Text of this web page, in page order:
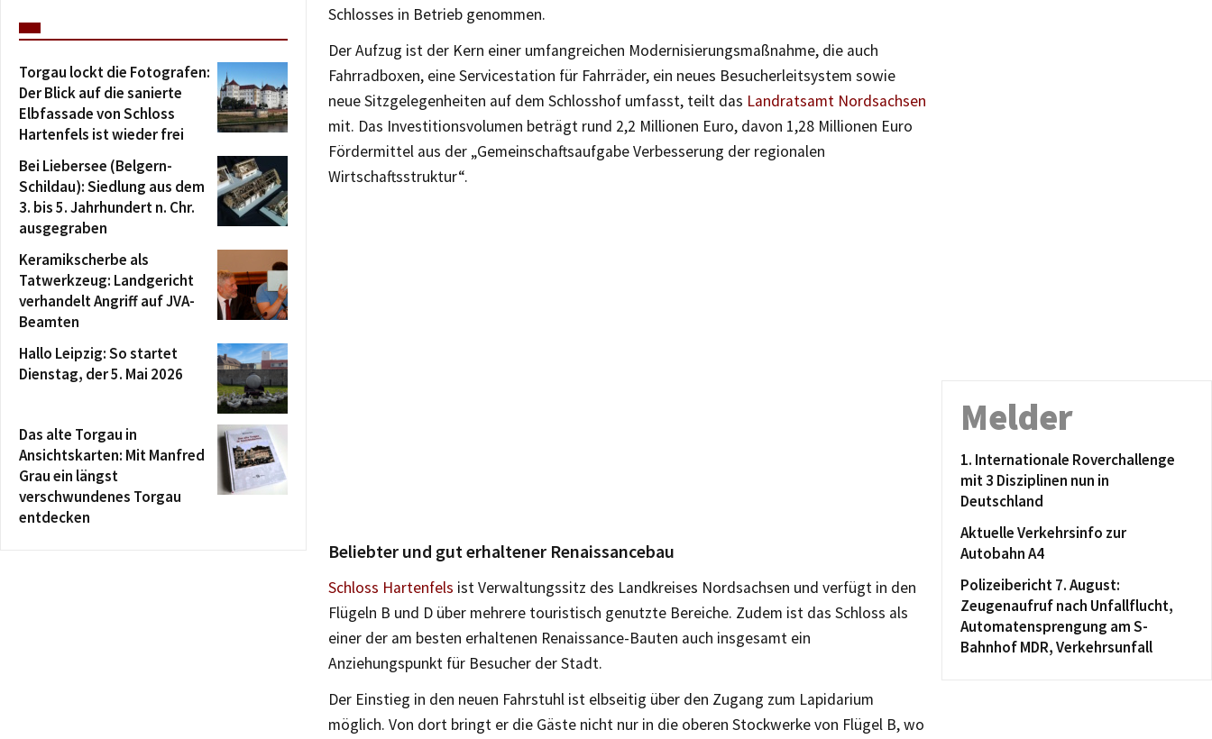
Schlosses in Betrieb genommen.
Der Aufzug ist der Kern einer umfangreichen Modernisierungsmaßnahme, die auch
Fahrradboxen, eine Servicestation für Fahrräder, ein neues Besucherleitsystem sowie
neue Sitzgelegenheiten auf dem Schlosshof umfasst, teilt das Landratsamt Nordsachsen
mit. Das Investitionsvolumen beträgt rund 2,2 Millionen Euro, davon 1,28 Millionen Euro
Fördermittel aus der „Gemeinschaftsaufgabe Verbesserung der regionalen
Wirtschaftsstruktur“.
Beliebter und gut erhaltener Renaissancebau
Schloss Hartenfels ist Verwaltungssitz des Landkreises Nordsachsen und verfügt in den
Flügeln B und D über mehrere touristisch genutzte Bereiche. Zudem ist das Schloss als
einer der am besten erhaltenen Renaissance-Bauten auch insgesamt ein
Anziehungspunkt für Besucher der Stadt.
Der Einstieg in den neuen Fahrstuhl ist elbseitig über den Zugang zum Lapidarium
möglich. Von dort bringt er die Gäste nicht nur in die oberen Stockwerke von Flügel B, wo
Torgau lockt die Fotografen:
Der Blick auf die sanierte
Elbfassade von Schloss
Hartenfels ist wieder frei
Bei Liebersee (Belgern-
Schildau): Siedlung aus dem
3. bis 5. Jahrhundert n. Chr.
ausgegraben
Keramikscherbe als
Tatwerkzeug: Landgericht
verhandelt Angriff auf JVA-
Beamten
Hallo Leipzig: So startet
Dienstag, der 5. Mai 2026
Das alte Torgau in
Ansichtskarten: Mit Manfred
Grau ein längst
verschwundenes Torgau
entdecken
Melder
1. Internationale Roverchallenge
mit 3 Disziplinen nun in
Deutschland
Aktuelle Verkehrsinfo zur
Autobahn A4
Polizeibericht 7. August:
Zeugenaufruf nach Unfallflucht,
Automatensprengung am S-
Bahnhof MDR, Verkehrsunfall